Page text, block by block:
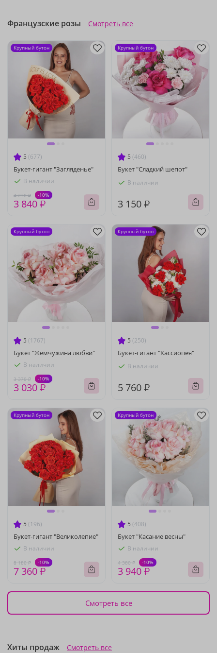
Французские розы Смотреть все
5 (677)
Букет-гигант "Загляденье"
В наличии
4 270 ₽ -10%
3 840 ₽
Крупный бутон
5 (460)
Букет "Сладкий шепот"
В наличии
3 150 ₽
Крупный бутон
5 (1767)
Букет "Жемчужина любви"
В наличии
3 370 ₽ -10%
3 030 ₽
Крупный бутон
5 (250)
Букет-гигант "Кассиопея"
В наличии
5 760 ₽
Крупный бутон
5 (196)
Букет-гигант "Великолепие"
В наличии
8 180 ₽ -10%
7 360 ₽
Крупный бутон
5 (408)
Букет "Касание весны"
В наличии
4 380 ₽ -10%
3 940 ₽
Крупный бутон
Смотреть все
Хиты продаж Смотреть все